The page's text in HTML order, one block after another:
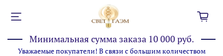
Минимальная сумма заказа 10 000 руб.
Уважаемые покупатели! В связи с большим количеством